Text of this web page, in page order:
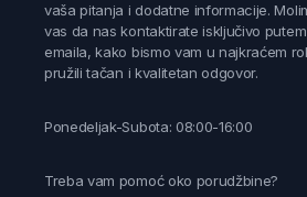
vaša pitanja i dodatne informacije.
vas da nas kontaktirate isključivo putem
emaila, kako bismo vam u najkraćem
pružili tačan i kvalitetan odgovor.
Ponedeljak-Subota: 08:00-16:00
Treba vam pomoć oko porudžbine?